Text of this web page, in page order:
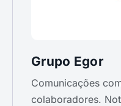
Grupo Egor
Comunicações
colaboradores.